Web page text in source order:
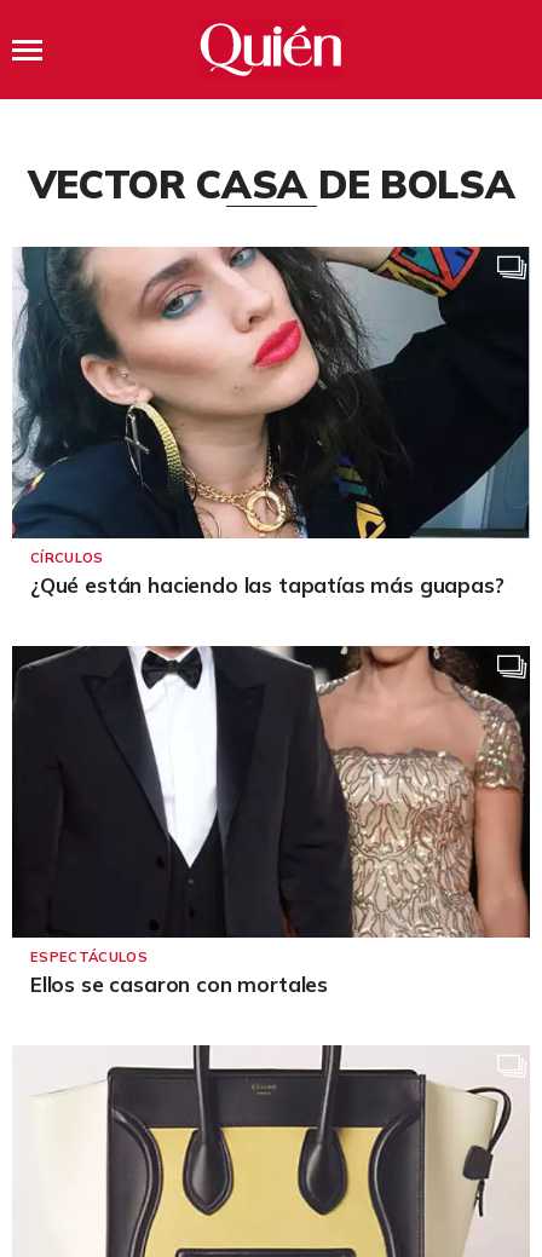
VECTOR CASA DE BOLSA
CÍRCULOS
¿Qué están haciendo las tapatías más guapas?
ESPECTÁCULOS
Ellos se casaron con mortales